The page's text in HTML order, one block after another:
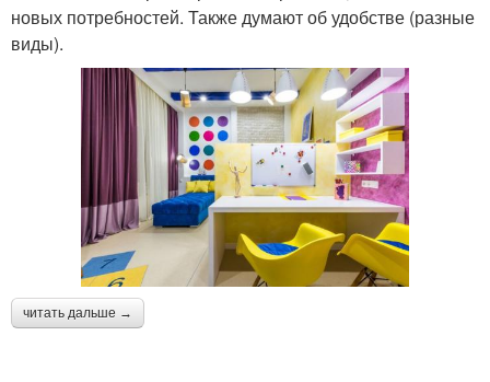
новых потребностей. Также думают об удобстве (разные
виды).
читать дальше →